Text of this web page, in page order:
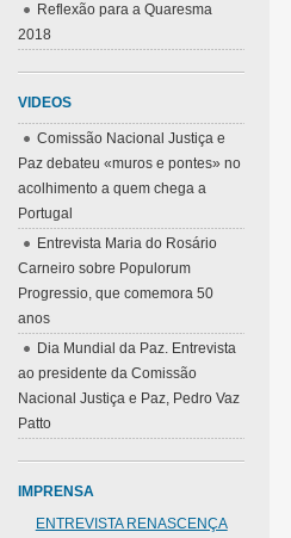
Reflexão para a Quaresma
2018
VIDEOS
Comissão Nacional Justiça e
Paz debateu «muros e pontes» no
acolhimento a quem chega a
Portugal
Entrevista Maria do Rosário
Carneiro sobre Populorum
Progressio, que comemora 50
anos
Dia Mundial da Paz. Entrevista
ao presidente da Comissão
Nacional Justiça e Paz, Pedro Vaz
Patto
IMPRENSA
ENTREVISTA RENASCENÇA